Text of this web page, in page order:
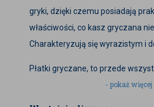
gryki, dzięki czemu posiadają
właściwości, co kasz gryczana
Charakteryzują się wyrazistym i
Płatki gryczane, to przede
bogactwo składników- pokaż więcej